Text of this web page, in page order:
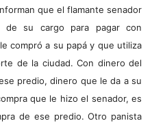
que el flamante senador
de su cargo para pagar con
compró a su papá y que utiliza
de la ciudad. Con dinero del
predio, dinero que le da a su
que le hizo el senador, es
de ese predio. Otro panista